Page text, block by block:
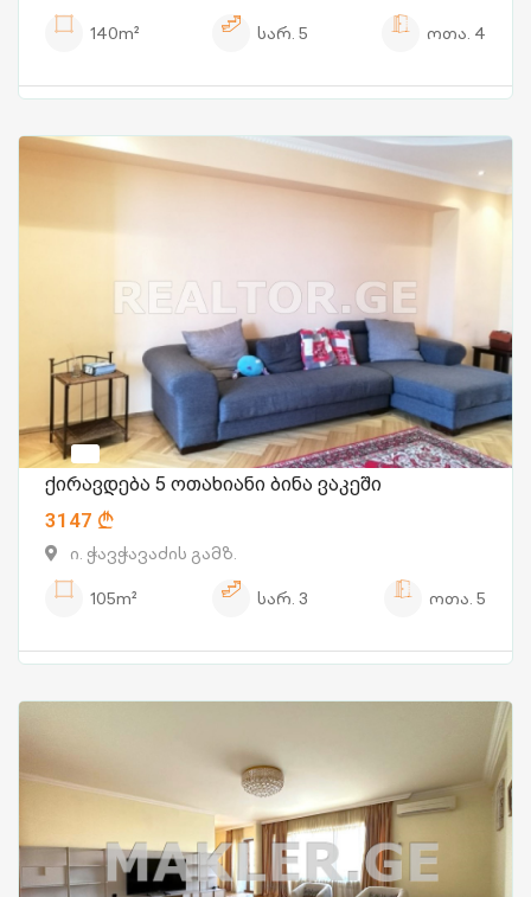
140m² სარ. 5 ოთა. 4
ქირავდება 5 ოთახიანი ბინა ვაკეში
3147
ი. ჭავჭავაძის გამზ.
105m²
სარ. 3 ოთა. 5